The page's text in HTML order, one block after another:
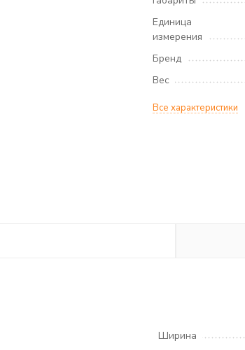
Единица
измерения
Бренд
Вес
Все характеристики
Ширина